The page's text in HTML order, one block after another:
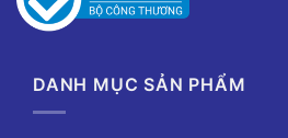
DANH MỤC SẢN PHẨM